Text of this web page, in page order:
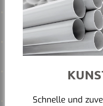
Schnelle und